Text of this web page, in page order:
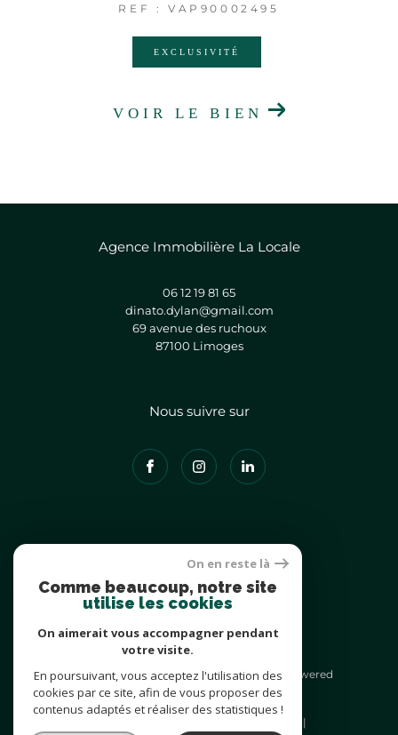
REF : VAP90002495
EXCLUSIVITÉ
VOIR LE BIEN
Agence Immobilière La Locale
06 12 19 81 65
dinato.dylan@gmail.com
69 avenue des ruchoux
87100
limoges
Nous suivre sur
© 2026 | Tous droits réservés | Traduction powered
by Google |
Nos honoraires
Plan du site
On en reste là
Comme beaucoup, notre site
utilise les cookies
On aimerait vous accompagner pendant
votre visite.
En poursuivant, vous acceptez l'utilisation des
cookies par ce site, afin de vous proposer des
contenus adaptés et réaliser des statistiques !